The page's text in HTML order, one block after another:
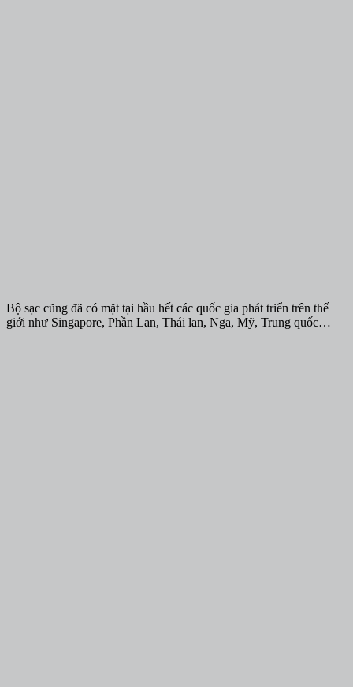
Bộ sạc cũng đã có mặt tại hầu hết các quốc gia phát triển trên thế
giới như Singapore, Phần Lan, Thái lan, Nga, Mỹ, Trung quốc…